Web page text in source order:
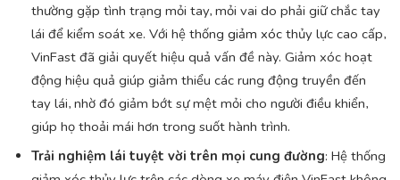
thường gặp tình trạng mỏi tay, mỏi vai do phải giữ chắc tay
lái để kiểm soát xe. Với hệ thống giảm xóc thủy lực cao cấp,
VinFast đã giải quyết hiệu quả vấn đề này. Giảm xóc hoạt
động hiệu quả giúp giảm thiểu các rung động truyền đến
tay lái, nhờ đó giảm bớt sự mệt mỏi cho người điều khiển,
giúp họ thoải mái hơn trong suốt hành trình.
Trải nghiệm lái tuyệt vời trên mọi cung đường: Hệ thống